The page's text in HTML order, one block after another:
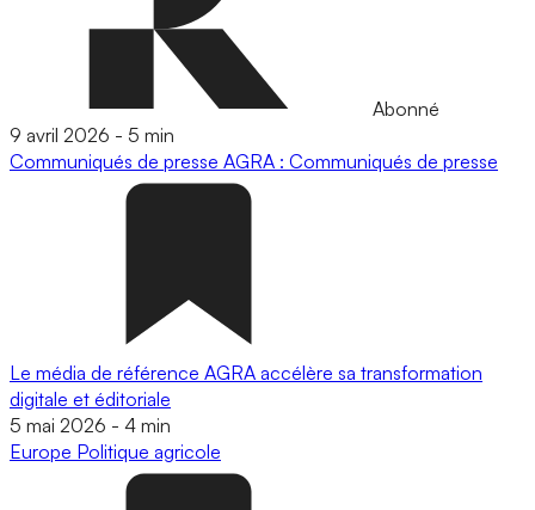
Abonné
9 avril 2026 - 5 min
Communiqués de presse AGRA : Communiqués de presse
Le média de référence AGRA accélère sa transformation
digitale et éditoriale
5 mai 2026 - 4 min
Europe Politique agricole